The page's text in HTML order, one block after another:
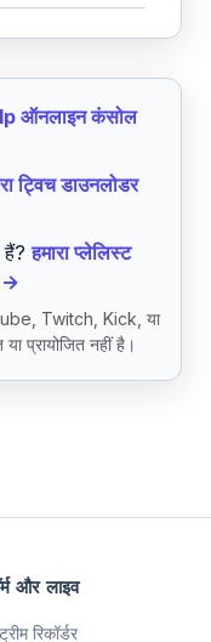
ऑनलाइन कंसोल
ट्विच डाउनलोडर
हैं?हमारा प्लेलिस्ट
→
Twitch, Kick, या
या प्रायोजित नहीं है।
और लाइव
रिकॉर्डर